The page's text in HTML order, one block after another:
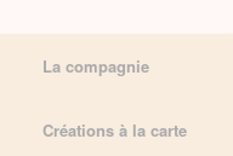
La compagnie
Créations à la carte